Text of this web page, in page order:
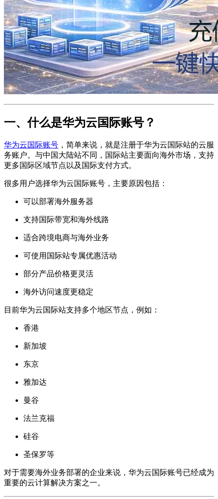
一、什么是华为云国际账号？
华为云国际账号 ，简单来说，就是注册于华为云国际站的云服
务账户。与中国大陆站不同，国际站主要面向海外市场，支持
更多国际区域节点以及国际支付方式。
很多用户选择华为云国际账号，主要原因包括：
可以部署海外服务器
支持国际带宽和海外线路
适合跨境电商与海外业务
可使用国际站专属优惠活动
部分产品价格更灵活
海外访问速度更稳定
目前华为云国际站支持多个地区节点，例如：
香港
新加坡
东京
雅加达
曼谷
法兰克福
硅谷
圣保罗等
对于需要海外业务部署的企业来说，华为云国际账号已经成为
重要的云计算解决方案之一。